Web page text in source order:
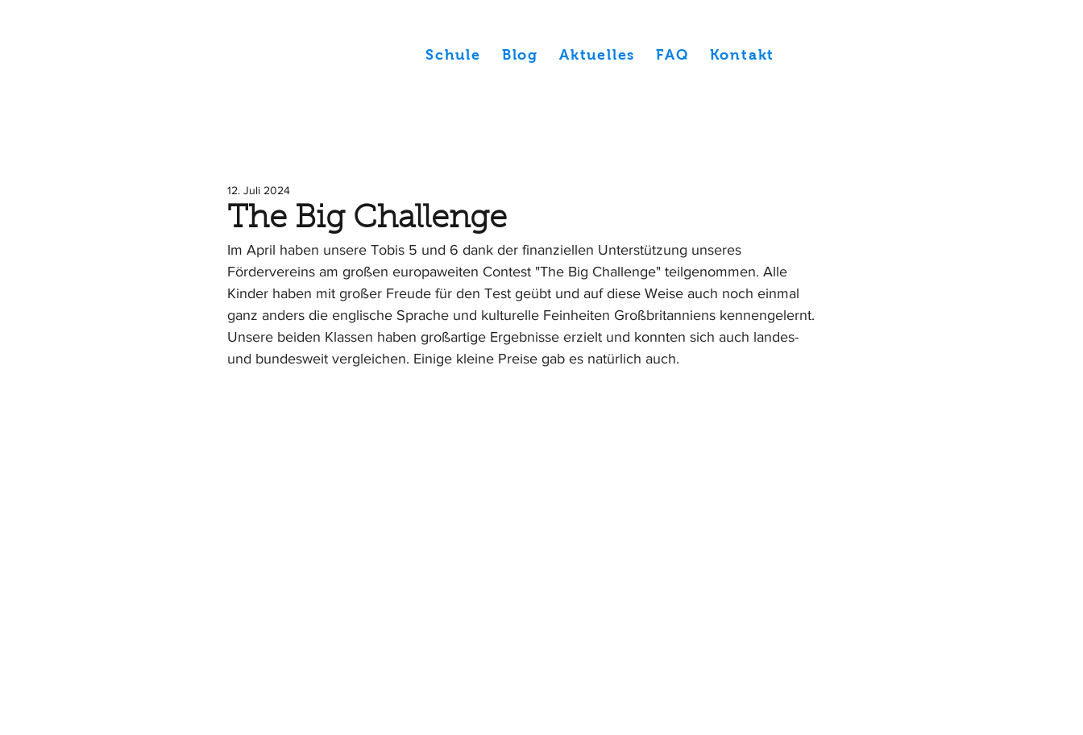
Schule Blog Aktuelles FAQ Kontakt
The Big Challenge
12. Juli 2024
Im April haben unsere Tobis 5 und 6 dank der finanziellen Unterstützung unseres
Fördervereins am großen europaweiten Contest "The Big Challenge" teilgenommen. Alle
Kinder haben mit großer Freude für den Test geübt und auf diese Weise auch noch einmal
ganz anders die englische Sprache und kulturelle Feinheiten Großbritanniens kennengelernt.
Unsere beiden Klassen haben großartige Ergebnisse erzielt und konnten sich auch landes-
und bundesweit vergleichen. Einige kleine Preise gab es natürlich auch.